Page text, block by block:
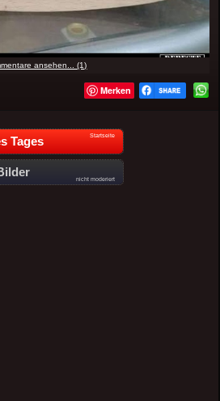
ansehen... (1)
Merken
Tages Startseite
nicht moderiert